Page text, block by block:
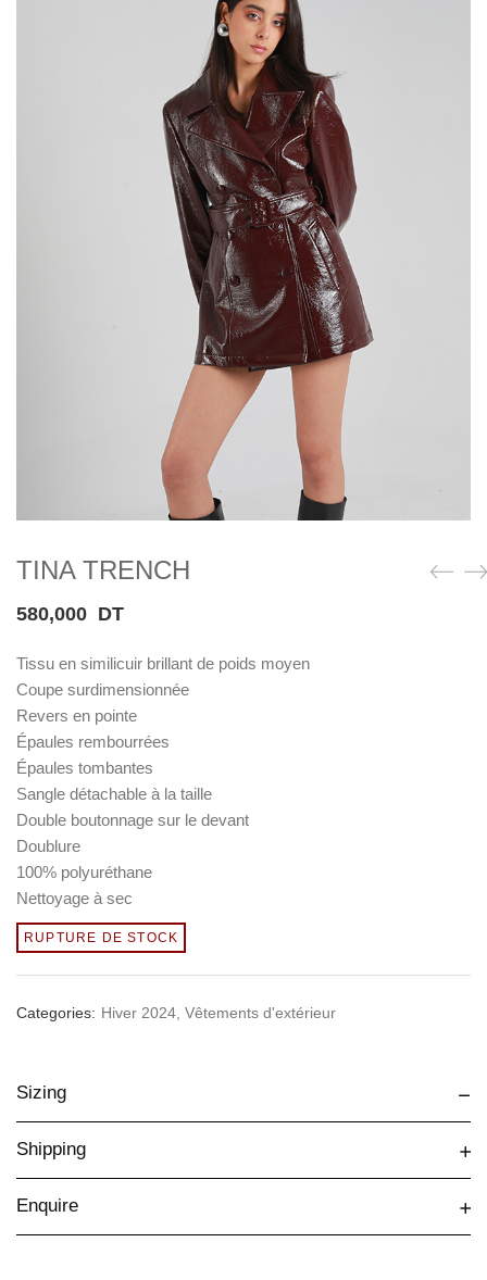
TINA TRENCH
580,000 DT
Tissu en similicuir brillant de poids moyen
Coupe surdimensionnée
Revers en pointe
Épaules rembourrées
Épaules tombantes
Sangle détachable à la taille
Double boutonnage sur le devant
Doublure
100% polyuréthane
Nettoyage à sec
RUPTURE DE STOCK
Categories: Hiver 2024, Vêtements d'extérieur
Sizing
Shipping
Enquire